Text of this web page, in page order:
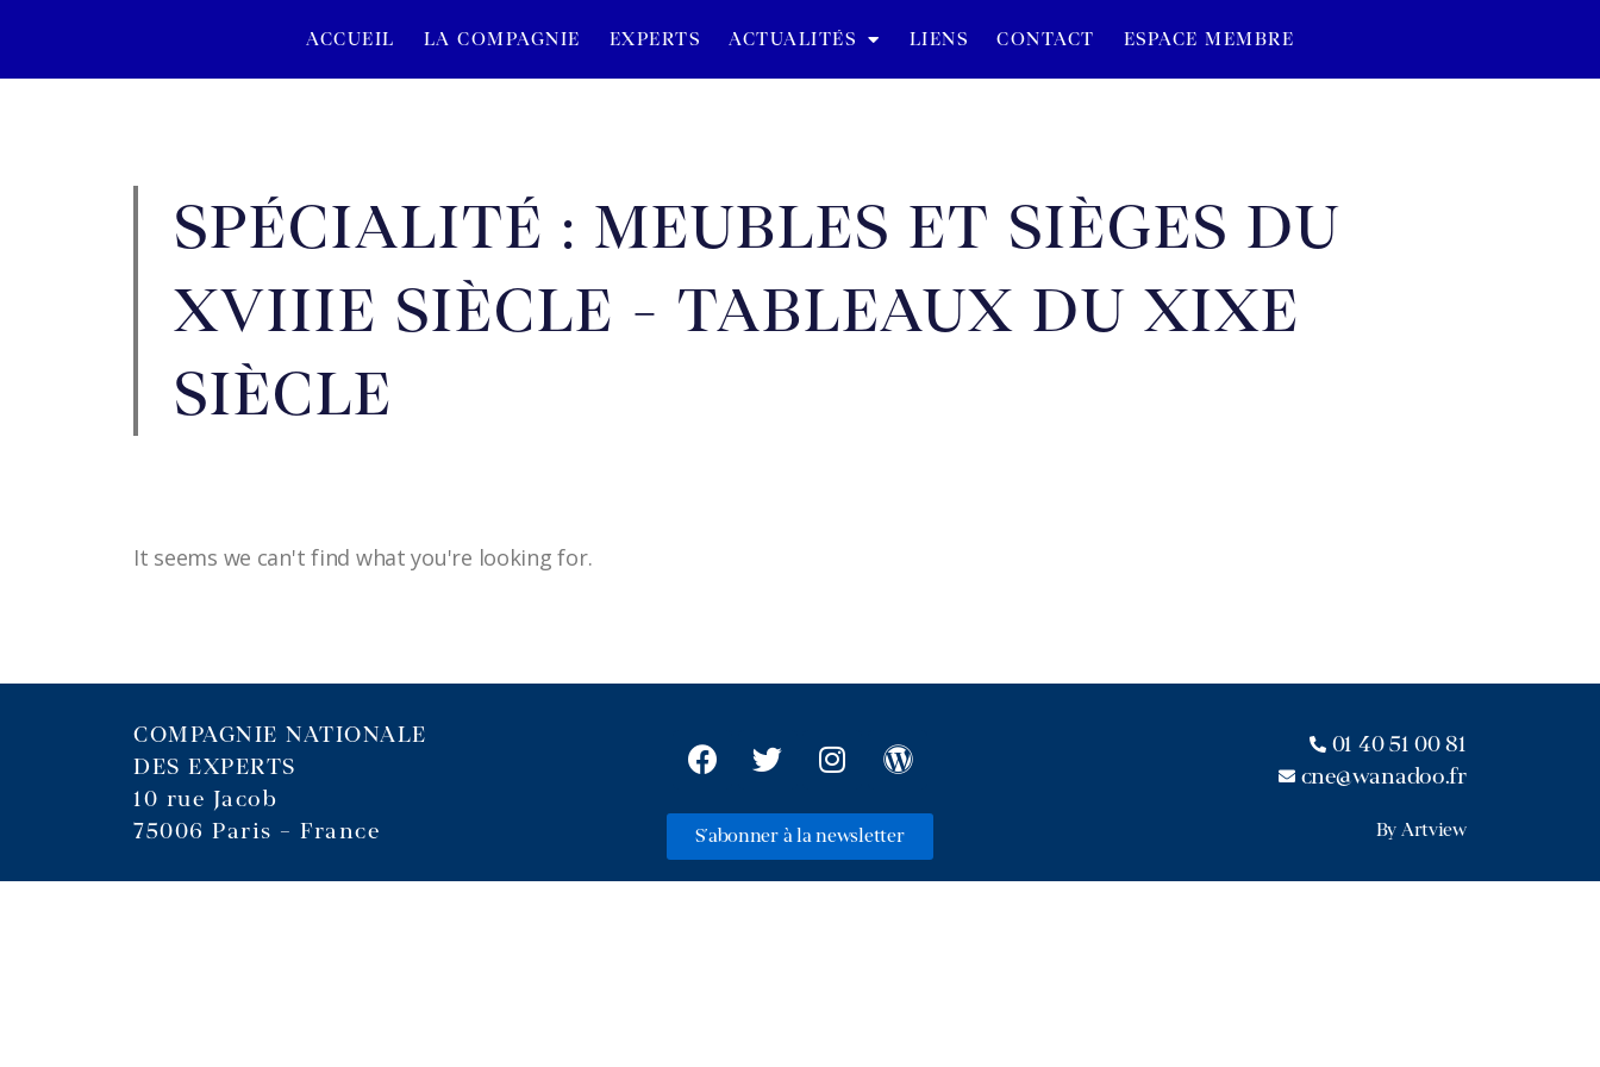
ACCUEIL LA COMPAGNIE EXPERTS ACTUALITÉS LIENS CONTACT ESPACE MEMBRE
SPÉCIALITÉ : MEUBLES ET SIÈGES DU
XVIIIE SIÈCLE - TABLEAUX DU XIXE
SIÈCLE
It seems we can't find what you're looking for.
COMPAGNIE NATIONALE
DES EXPERTS
10 rue Jacob
75006 Paris – France
S'abonner à la newsletter
01 40 51 00 81
cne@wanadoo.fr
By Artview